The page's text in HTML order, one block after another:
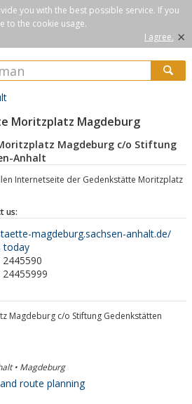
you with the best possible service. If you
to the cookie usage.
I agree. ×
Moritzplatz Magdeburg
Magdeburg c/o Stiftung
Anhalt
Internetseite der Gedenkstätte Moritzplatz
us:
magdeburg.sachsen-anhalt.de/
today
Magdeburg c/o Stiftung Gedenkstätten
• Magdeburg
route planning